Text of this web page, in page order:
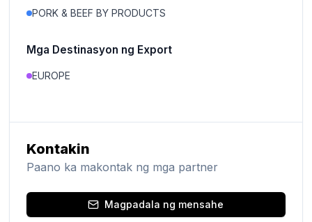
PORK & BEEF BY PRODUCTS
Mga Destinasyon ng Export
EUROPE
Kontakin
Paano ka makontak ng mga partner
Magpadala ng mensahe